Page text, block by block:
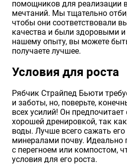
помощников для реализации
мечтаний. Мы тщательно
чтобы они соответствовали
качества и были здоровыми
нашему опыту, вы можете
получаете лучшее.
Условия для роста
Рябчик Страйпед Бьюти
и заботы, но, поверьте,
всех усилий! Он
хорошей дренировкой, так
воды. Лучше всего сажать
минералами почву. Идеально
с перегноем или компостом,
условия для его роста.